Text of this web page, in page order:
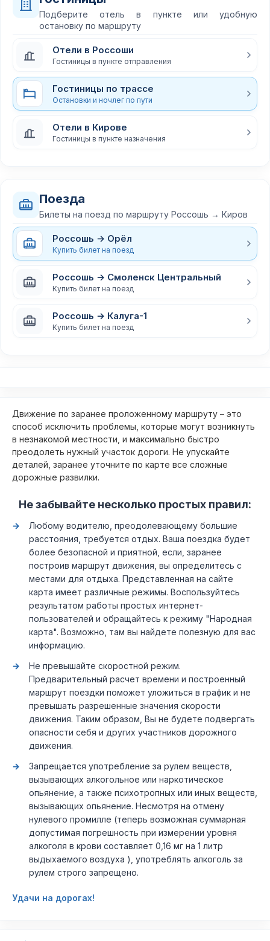
Подберите отель в пункте или удобную
остановку по маршруту
Отели в Россоши
Гостиницы в пункте отправления
Гостиницы по трассе
Остановки и ночлег по пути
Отели в Кирове
Гостиницы в пункте назначения
Поезда
Билеты на поезд по маршруту Россошь → Киров
Россошь → Орёл
Купить билет на поезд
Россошь → Смоленск Центральный
Купить билет на поезд
Россошь → Калуга-1
Купить билет на поезд
Движение по заранее проложенному маршруту – это
способ исключить проблемы, которые могут возникнуть
в незнакомой местности, и максимально быстро
преодолеть нужный участок дороги. Не упускайте
деталей, заранее уточните по карте все сложные
дорожные развилки.
Не забывайте несколько простых правил:
Любому водителю, преодолевающему большие
расстояния, требуется отдых. Ваша поездка будет
более безопасной и приятной, если, заранее
построив маршрут движения, вы определитесь с
местами для отдыха. Представленная на сайте
карта имеет различные режимы. Воспользуйтесь
результатом работы простых интернет-
пользователей и обращайтесь к режиму "Народная
карта". Возможно, там вы найдете полезную для вас
информацию.
Не превышайте скоростной режим.
Предварительный расчет времени и построенный
маршрут поездки поможет уложиться в график и не
превышать разрешенные значения скорости
движения. Таким образом, Вы не будете подвергать
опасности себя и других участников дорожного
движения.
Запрещается употребление за рулем веществ,
вызывающих алкогольное или наркотическое
опьянение, а также психотропных или иных веществ,
вызывающих опьянение. Несмотря на отмену
нулевого промилле (теперь возможная суммарная
допустимая погрешность при измерении уровня
алкоголя в крови составляет 0,16 мг на 1 литр
выдыхаемого воздуха ), употреблять алкоголь за
рулем строго запрещено.
Удачи на дорогах!